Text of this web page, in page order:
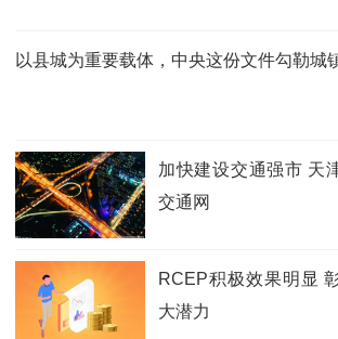
以县城为重要载体，中央这份文件勾勒城
加快建设交通强市 天
交通网
RCEP积极效果明显
大潜力